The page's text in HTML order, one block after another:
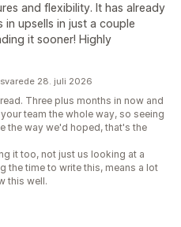
and flexibility. It has already
upsells in just a couple
it sooner! Highly
28. juli 2026
Three plus months in now and
team the whole way, so seeing
the way we'd hoped, that's the
it too, not just us looking at a
the time to write this, means a lot
this well.